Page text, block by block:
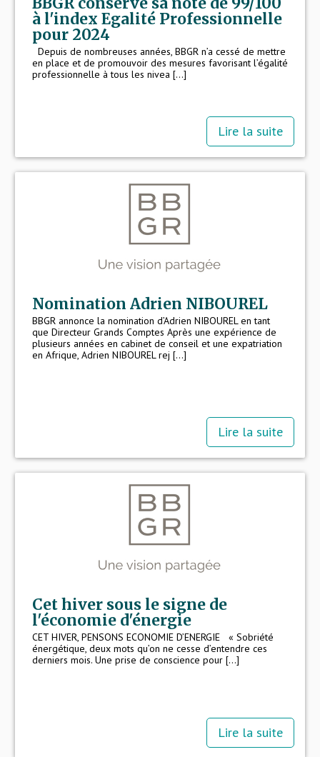
à l'index Egalité Professionnelle
pour 2024
Depuis de nombreuses années, BBGR n’a cessé de mettre
en place et de promouvoir des mesures favorisant l’égalité
professionnelle à tous les nivea [...]
Lire la suite
Nomination Adrien NIBOUREL
BBGR annonce la nomination d’Adrien NIBOUREL en tant
que Directeur Grands Comptes Après une expérience de
plusieurs années en cabinet de conseil et une expatriation
en Afrique, Adrien NIBOUREL rej [...]
Lire la suite
Cet hiver sous le signe de
l'économie d'énergie
CET HIVER, PENSONS ECONOMIE D’ENERGIE « Sobriété
énergétique, deux mots qu’on ne cesse d’entendre ces
derniers mois. Une prise de conscience pour [...]
Lire la suite